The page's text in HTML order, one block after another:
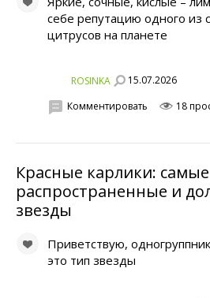
себе репутацию одного из
цитрусов на планете
ROSINKA 15.07.2026
Комментировать 18
Красные карлики: самые
распространенные и
звезды
Приветствую,
это тип звезды